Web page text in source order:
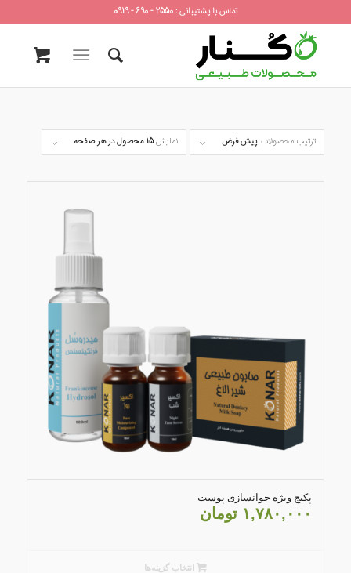
تماس با پشتیبانی : 2550 - 690 - 0919
ترتیب محصولات:پیش فرض نمایش15 محصول در هر صفحه
4.83
پکیج ویژه جوانسازی پوست
۱,۷۸۰,۰۰۰ تومان
انتخاب گزینه‌ها